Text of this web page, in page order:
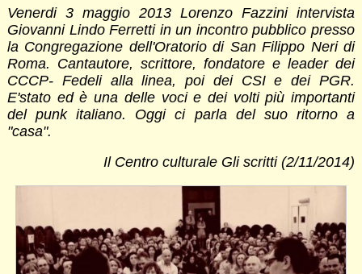
Venerdi 3 maggio 2013 Lorenzo Fazzini intervista
Giovanni Lindo Ferretti in un incontro pubblico presso
la Congregazione dell'Oratorio di San Filippo Neri di
Roma. Cantautore, scrittore, fondatore e leader dei
CCCP- Fedeli alla linea, poi dei CSI e dei PGR.
E'stato ed è una delle voci e dei volti più importanti
del punk italiano. Oggi ci parla del suo ritorno a
"casa".
Il Centro culturale Gli scritti (2/11/2014)